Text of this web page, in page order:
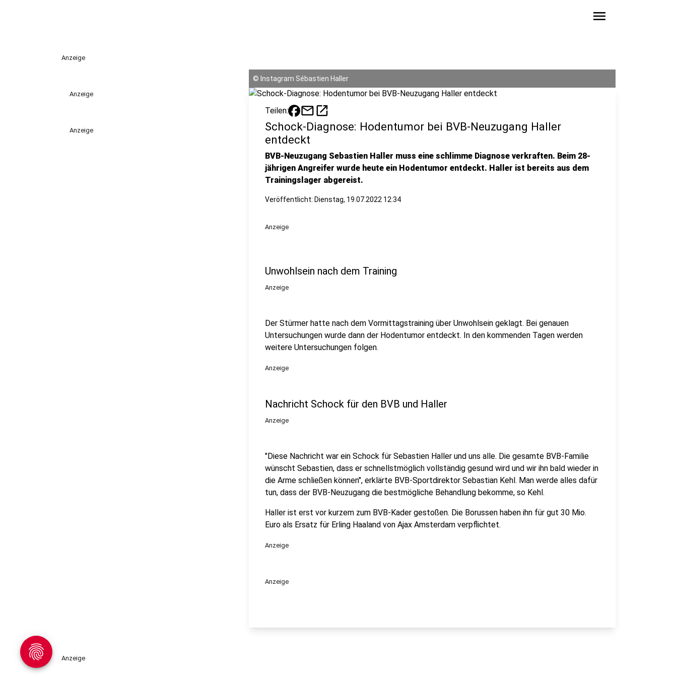
menu
Anzeige
Anzeige
Anzeige
© Instagram Sébastien Haller
Teilen: mailopen_in_new
Schock-Diagnose: Hodentumor bei BVB-Neuzugang Haller
entdeckt
BVB-Neuzugang Sebastien Haller muss eine schlimme Diagnose verkraften. Beim 28-
jährigen Angreifer wurde heute ein Hodentumor entdeckt. Haller ist bereits aus dem
Trainingslager abgereist.
Veröffentlicht: Dienstag, 19.07.2022 12:34
Anzeige
Unwohlsein nach dem Training
Anzeige
Der Stürmer hatte nach dem Vormittagstraining über Unwohlsein geklagt. Bei genauen
Untersuchungen wurde dann der Hodentumor entdeckt. In den kommenden Tagen werden
weitere Untersuchungen folgen.
Anzeige
Nachricht Schock für den BVB und Haller
Anzeige
"Diese Nachricht war ein Schock für Sebastien Haller und uns alle. Die gesamte BVB-Familie
wünscht Sebastien, dass er schnellstmöglich vollständig gesund wird und wir ihn bald wieder in
die Arme schließen können", erklärte BVB-Sportdirektor Sebastian Kehl. Man werde alles dafür
tun, dass der BVB-Neuzugang die bestmögliche Behandlung bekomme, so Kehl.
Haller ist erst vor kurzem zum BVB-Kader gestoßen. Die Borussen haben ihn für gut 30 Mio.
Euro als Ersatz für Erling Haaland von Ajax Amsterdam verpflichtet.
Anzeige
Anzeige
Anzeige